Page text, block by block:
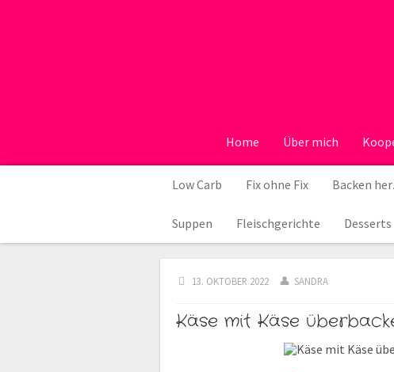
Home Über mich
Low Carb Fix ohne Fix Backen
Suppen Fleischgerichte Desserts
13. OKTOBER 2022 SANDRA
Käse mit Käse